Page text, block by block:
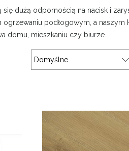
dużą odpornością na nacisk i
podłogowym, a naszym
domu, mieszkaniu czy biurze.